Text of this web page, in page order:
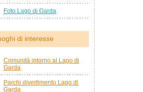
Foto Lago di Garda
di interesse
Comunità intorno al Lago di
Garda
Parchi divertimento Lago di
Garda